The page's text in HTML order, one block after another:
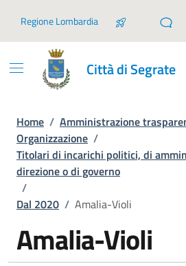
Regione Lombardia
Città di Segrate
Home / Amministrazione
Organizzazione /
Titolari di incarichi politici, di
direzione o di governo
/
Dal 2020 / Amalia-Violi
Amalia-Violi